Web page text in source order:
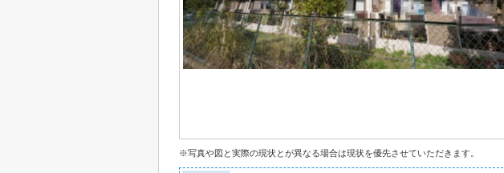
※写真や図と実際の現状とが異なる場合は現状を優先させていただきます。